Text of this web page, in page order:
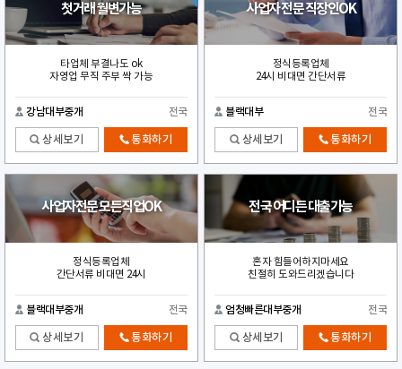
첫거래 월변가능
타업체 부결나도 ok
자영업 무직 주부 싹 가능
강남대부중개 전국
상세보기 통화하기
사업자 전문 직장인OK
정식등록업체
24시 비대면 간단서류
블랙대부 전국
상세보기 통화하기
사업자전문 모든직업OK
정식등록업체
간단서류 비대면 24시
블랙대부중개 전국
상세보기 통화하기
전국 어디든 대출가능
혼자 힘들어하지마세요
친절히 도와드리겠습니다
엄청빠른대부중개 전국
상세보기 통화하기